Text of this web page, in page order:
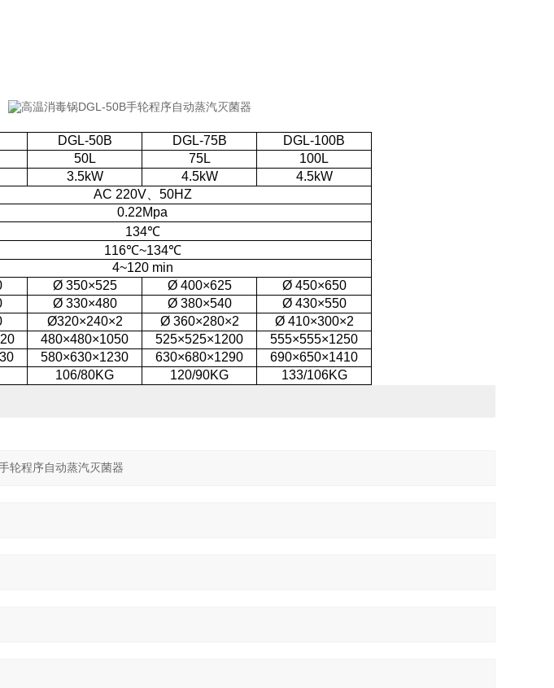
DGL-50B DGL-75B
DGL-100B
50L 75L
100L
3.5kW 4.5kW
4.5kW
AC 220V、50HZ
0.22Mpa
134℃
116℃~134℃
4~120 min
Ø 350×525 Ø 400×625
Ø 450×650
Ø 330×480 Ø 380×540
Ø 430×550
Ø320×240×2 Ø 360×280×2
Ø 410×300×2
480×480×1050 525×525×1200
555×555×1250
580×630×1230 630×680×1290
690×650×1410
106/80KG 120/90KG
133/106KG